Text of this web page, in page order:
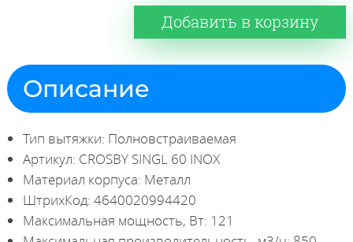
Добавить в корзину
Описание
Тип вытяжки: Полновстраиваемая
Артикул: CROSBY SINGL 60 INOX
Материал корпуса: Металл
ШтрихКод: 4640020994420
Максимальная мощность, Вт: 121